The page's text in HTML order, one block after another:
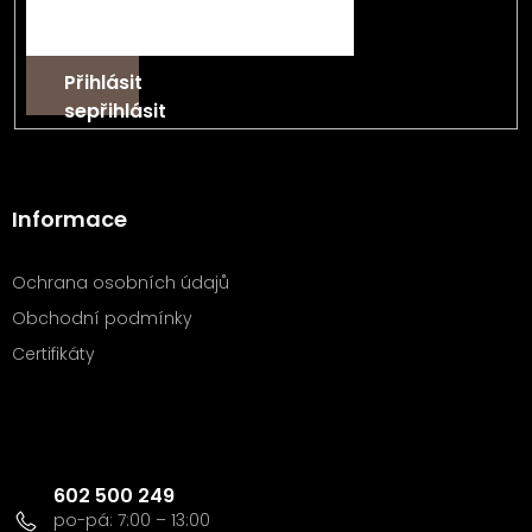
Přihlásit
se
Informace
Ochrana osobních údajů
Obchodní podmínky
Certifikáty
602 500 249